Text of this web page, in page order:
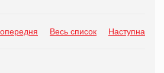
Весь список Наступна